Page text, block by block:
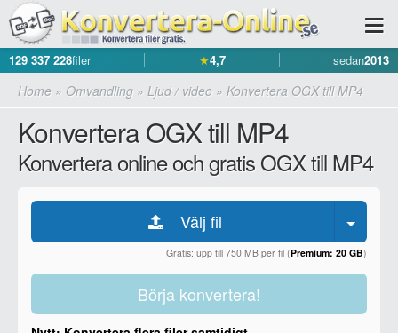
129 337 228filer ★4,7 sedan2013
Home » Omvandling » Ljud / video » Konvertera OGX till MP4
Konvertera OGX till MP4
Konvertera online och gratis OGX till MP4
Välj fil
Gratis: upp till 750 MB per fil (Premium: 20 GB)
Börja konvertera!